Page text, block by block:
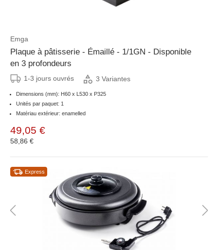
Emga
Plaque à pâtisserie - Émaillé - 1/1GN - Disponible
en 3 profondeurs
1-3 jours ouvrés 3 Variantes
Dimensions (mm): H60 x L530 x P325
Unités par paquet: 1
Matériau extérieur: enamelled
49,05 €
58,86 €
Express